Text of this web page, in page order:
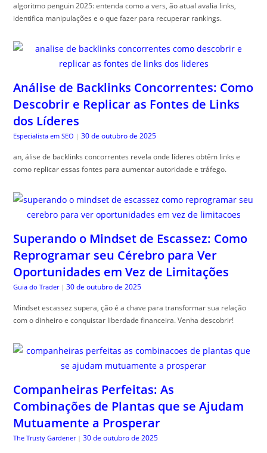
algoritmo penguin 2025: entenda como a vers, ão atual avalia links,
identifica manipulações e o que fazer para recuperar rankings.
Análise de Backlinks Concorrentes: Como
Descobrir e Replicar as Fontes de Links
dos Líderes
Especialista em SEO | 30 de outubro de 2025
an, álise de backlinks concorrentes revela onde líderes obtêm links e
como replicar essas fontes para aumentar autoridade e tráfego.
Superando o Mindset de Escassez: Como
Reprogramar seu Cérebro para Ver
Oportunidades em Vez de Limitações
Guia do Trader | 30 de outubro de 2025
Mindset escassez supera, ção é a chave para transformar sua relação
com o dinheiro e conquistar liberdade financeira. Venha descobrir!
Companheiras Perfeitas: As
Combinações de Plantas que se Ajudam
Mutuamente a Prosperar
The Trusty Gardener | 30 de outubro de 2025